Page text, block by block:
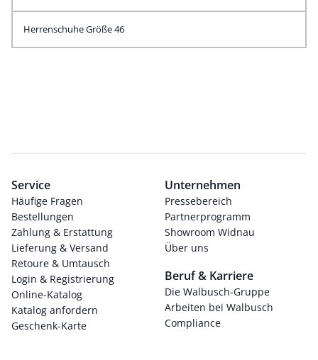
Herrenschuhe Größe 46
Service
Häufige Fragen
Bestellungen
Zahlung & Erstattung
Lieferung & Versand
Retoure & Umtausch
Login & Registrierung
Online-Katalog
Katalog anfordern
Geschenk-Karte
Unternehmen
Pressebereich
Partnerprogramm
Showroom Widnau
Über uns
Beruf & Karriere
Die Walbusch-Gruppe
Arbeiten bei Walbusch
Compliance